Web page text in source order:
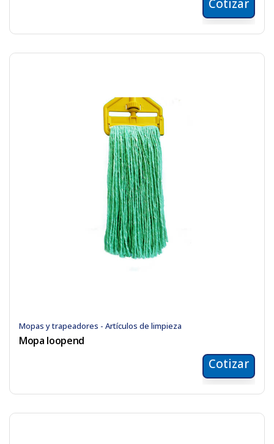
Cotizar
Mopas y trapeadores - Artículos de limpieza
Mopa loopend
Cotizar